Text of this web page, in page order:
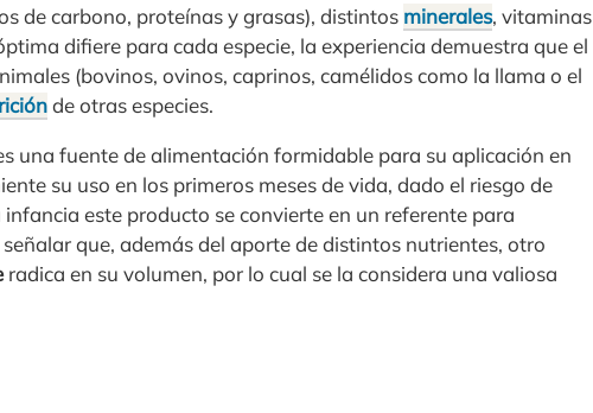
de carbono, proteínas y grasas), distintos minerales, vitaminas
difiere para cada especie, la experiencia demuestra que el
(bovinos, ovinos, caprinos, camélidos como la llama o el
de otras especies.
una fuente de alimentación formidable para su aplicación en
su uso en los primeros meses de vida, dado el riesgo de
este producto se convierte en un referente para
que, además del aporte de distintos nutrientes, otro
radica en su volumen, por lo cual se la considera una valiosa